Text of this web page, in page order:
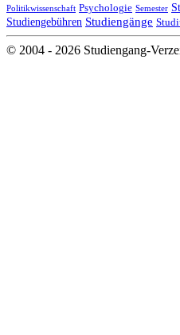
Politikwissenschaft Psychologie Semester
Studiengebühren Studiengänge
© 2004 - 2026 Studiengang-